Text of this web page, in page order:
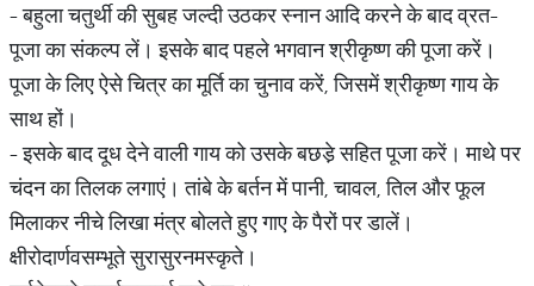
- बहुला चतुर्थी की सुबह जल्दी उठकर स्नान आदि करने के बाद व्रत-
पूजा का संकल्प लें। इसके बाद पहले भगवान श्रीकृष्ण की पूजा करें।
पूजा के लिए ऐसे चित्र का मूर्ति का चुनाव करें, जिसमें श्रीकृष्ण गाय के
साथ हों।
- इसके बाद दूध देने वाली गाय को उसके बछडे़ सहित पूजा करें। माथे पर
चंदन का तिलक लगाएं। तांबे के बर्तन में पानी, चावल, तिल और फूल
मिलाकर नीचे लिखा मंत्र बोलते हुए गाए के पैरों पर डालें।
क्षीरोदार्णवसम्भूते सुरासुरनमस्कृते।